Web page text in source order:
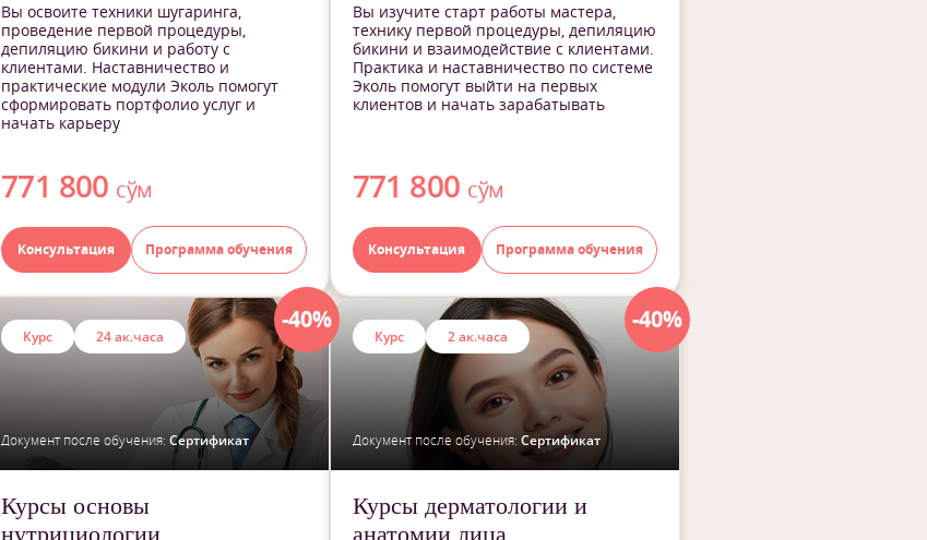
Вы освоите техники шугаринга,
проведение первой процедуры,
депиляцию бикини и работу с
клиентами. Наставничество и
практические модули Эколь помогут
сформировать портфолио услуг и
начать карьеру
771 800 сўм
Консультация Программа обучения
Вы изучите старт работы мастера,
технику первой процедуры, депиляцию
бикини и взаимодействие с клиентами.
Практика и наставничество по системе
Эколь помогут выйти на первых
клиентов и начать зарабатывать
771 800 сўм
Консультация Программа обучения
-40%
Курс 24 ак.часа
Документ после обучения: Сертификат
Курсы основы
нутрициологии
-40%
Курс 2 ак.часа
Документ после обучения: Сертификат
Курсы дерматологии и
анатомии лица